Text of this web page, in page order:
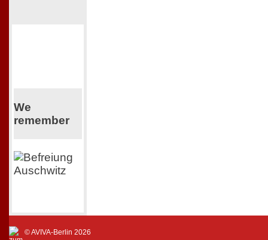
We
remember
© AVIVA-Berlin 2026